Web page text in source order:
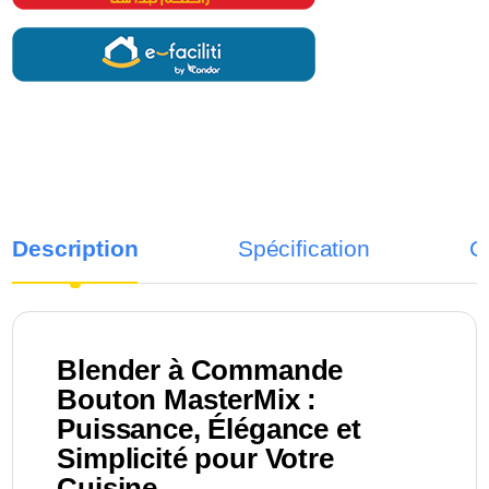
Description Spécification
Blender à Commande
Bouton MasterMix :
Puissance, Élégance et
Simplicité pour Votre